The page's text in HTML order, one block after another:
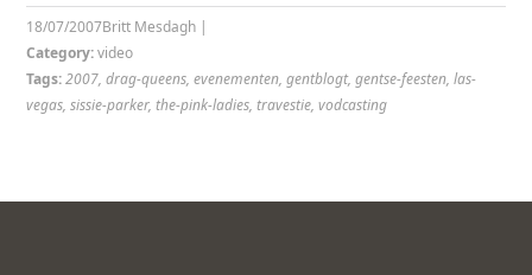
Britt Mesdagh |
18/07/2007
Category:video
Tags:2007,drag-queens,evenementen,gentblogt,gentse-feesten,las-
vegas,sissie-parker,the-pink-ladies,travestie,vodcasting